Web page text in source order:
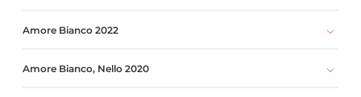
Amore Bianco 2022
Amore Bianco, Nello 2020